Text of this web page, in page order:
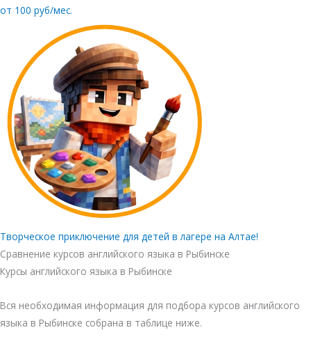
от 100 руб/мес.
Творческое приключение для детей в лагере на Алтае!
Сравнение курсов английского языка в Рыбинске
Курсы английского языка в Рыбинске
Вся необходимая информация для подбора курсов английского
языка в Рыбинске собрана в таблице ниже.